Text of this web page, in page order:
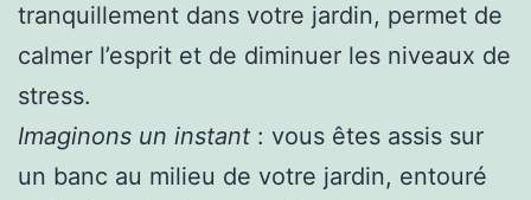
tranquillement dans votre jardin, permet de
calmer l’esprit et de diminuer les niveaux de
stress.
Imaginons un instant : vous êtes assis sur
un banc au milieu de votre jardin, entouré